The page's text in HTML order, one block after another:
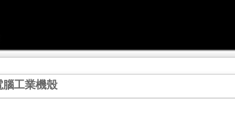
腦工業機殼